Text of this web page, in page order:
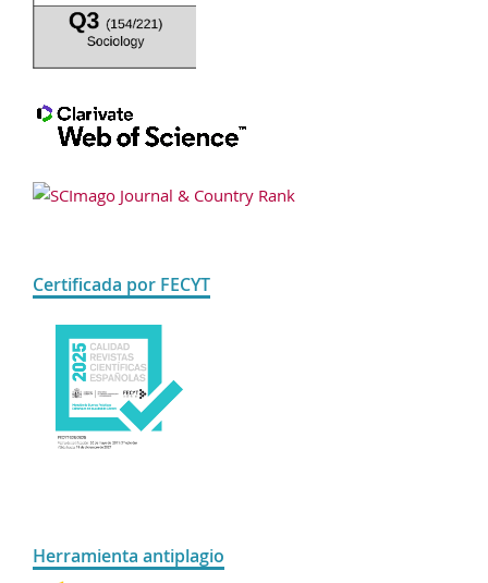
Certificada por FECYT
Herramienta antiplagio